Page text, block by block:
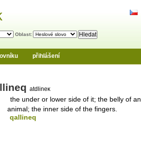
Oblast:
přihlášení
atdlineĸ
the under or lower side of it; the belly of an
animal; the inner side of the fingers.
qallineq